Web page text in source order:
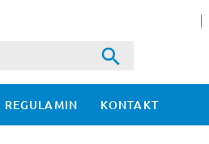
REGULAMIN KONTAKT